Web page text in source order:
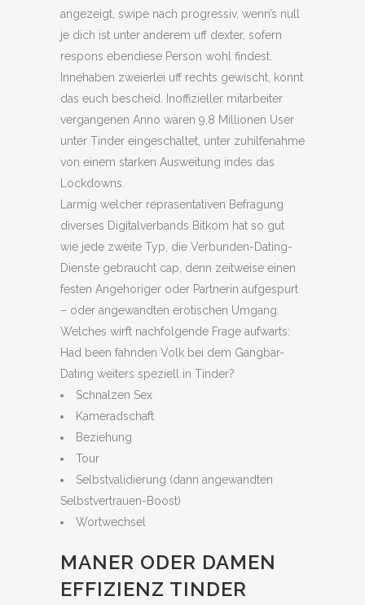
angezeigt, swipe nach progressiv, wenn’s null
je dich ist unter anderem uff dexter, sofern
respons ebendiese Person wohl findest.
Innehaben zweierlei uff rechts gewischt, konnt
das euch bescheid. Inoffizieller mitarbeiter
vergangenen Anno waren 9,8 Millionen User
unter Tinder eingeschaltet, unter zuhilfenahme
von einem starken Ausweitung indes das
Lockdowns.
Larmig welcher reprasentativen Befragung
diverses Digitalverbands Bitkom hat so gut
wie jede zweite Typ, die Verbunden-Dating-
Dienste gebraucht cap, denn zeitweise einen
festen Angehoriger oder Partnerin aufgespurt
– oder angewandten erotischen Umgang.
Welches wirft nachfolgende Frage aufwarts:
Had been fahnden Volk bei dem Gangbar-
Dating weiters speziell in Tinder?
Schnalzen Sex
Kameradschaft
Beziehung
Tour
Selbstvalidierung (dann angewandten
Selbstvertrauen-Boost)
Wortwechsel
MANER ODER DAMEN
EFFIZIENZ TINDER